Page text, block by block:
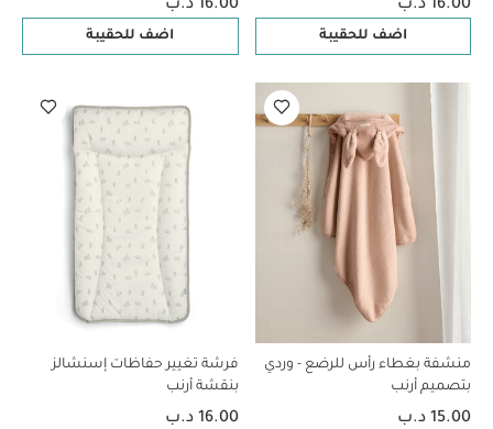
16.00 د.ب
اضف للحقيبة
16.00 د.ب
اضف للحقيبة
منشفة بغطاء رأس للرضع - وردي
بتصميم أرنب
15.00 د.ب
فرشة تغيير حفاظات إسنشالز
بنقشة أرنب
16.00 د.ب